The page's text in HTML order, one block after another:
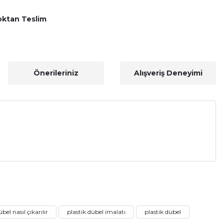
Teslim
Önerileriniz Alışveriş Deneyimi
nasıl çıkarılır plastik dübel imalatı
plastik dübel